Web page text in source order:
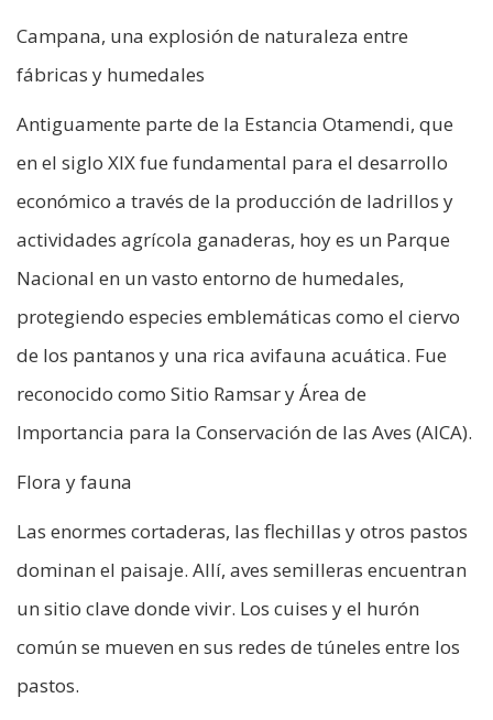
Campana, una explosión de naturaleza entre
fábricas y humedales
Antiguamente parte de la Estancia Otamendi, que
en el siglo XIX fue fundamental para el desarrollo
económico a través de la producción de ladrillos y
actividades agrícola ganaderas, hoy es un Parque
Nacional en un vasto entorno de humedales,
protegiendo especies emblemáticas como el ciervo
de los pantanos y una rica avifauna acuática. Fue
reconocido como Sitio Ramsar y Área de
Importancia para la Conservación de las Aves (AICA).
Flora y fauna
Las enormes cortaderas, las flechillas y otros pastos
dominan el paisaje. Allí, aves semilleras encuentran
un sitio clave donde vivir. Los cuises y el hurón
común se mueven en sus redes de túneles entre los
pastos.